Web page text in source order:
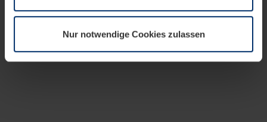
wir Ihre Erlaubnis. Ihre Einwilligung können Sie jederzeit
Datenschutzerklärungunserer Website ändern oder
widerrufen.
Nur notwendige Cookies zulassen